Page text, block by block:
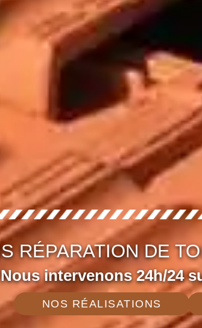
RÉPARATION DE
Nous intervenons 24h/24
NOS RÉALISATIONS